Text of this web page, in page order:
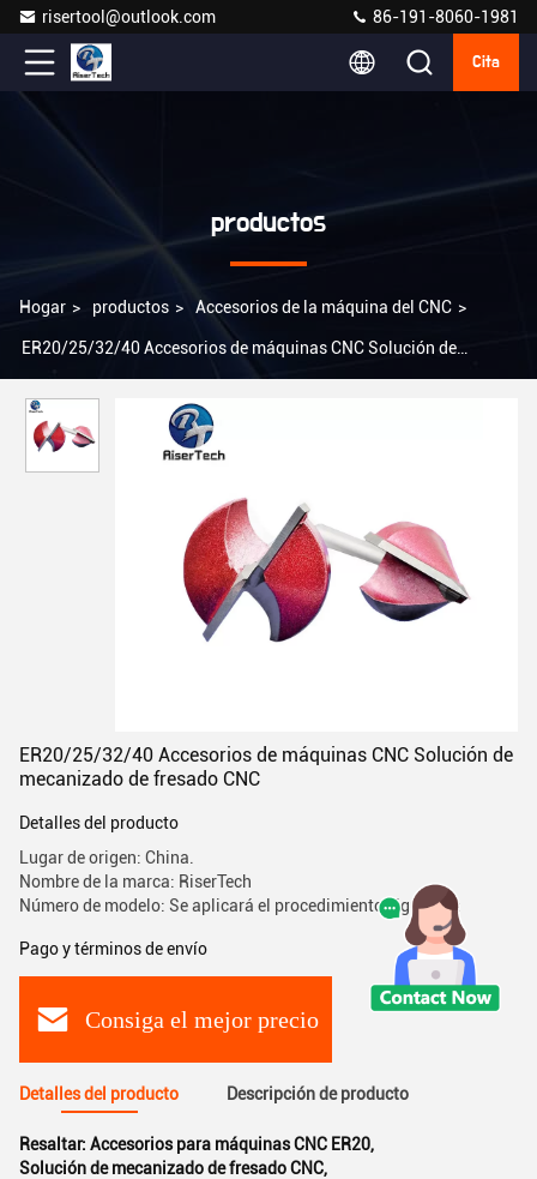
risertool@outlook.com 86-191-8060-1981
Cita
productos
Hogar > productos > Accesorios de la máquina del CNC >
ER20/25/32/40 Accesorios de máquinas CNC Solución de
ER20/25/32/40 Accesorios de máquinas CNC Solución de
mecanizado de fresado CNC
Detalles del producto
Lugar de origen: China.
Nombre de la marca: RiserTech
Número de modelo: Se aplicará el procedimiento siguiente:
Pago y términos de envío
Consiga el mejor precio
Detalles del producto Descripción de producto
Resaltar: Accesorios para máquinas CNC ER20,
Solución de mecanizado de fresado CNC,